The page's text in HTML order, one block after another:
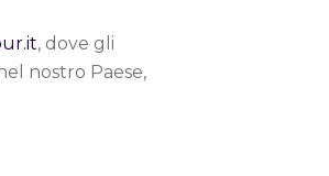
, dove gli
nostro Paese,